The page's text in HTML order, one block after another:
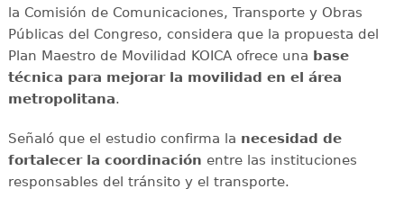
la Comisión de Comunicaciones, Transporte y Obras
Públicas del Congreso, considera que la propuesta del
Plan Maestro de Movilidad KOICA ofrece una base
técnica para mejorar la movilidad en el área
metropolitana.
Señaló que el estudio confirma la necesidad de
fortalecer la coordinación entre las instituciones
responsables del tránsito y el transporte.